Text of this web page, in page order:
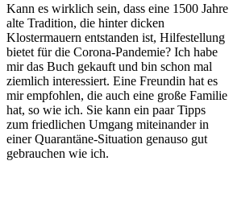
Kann es wirklich sein, dass eine 1500 Jahre
alte Tradition, die hinter dicken
Klostermauern entstanden ist, Hilfestellung
bietet für die Corona-Pandemie? Ich habe
mir das Buch gekauft und bin schon mal
ziemlich interessiert. Eine Freundin hat es
mir empfohlen, die auch eine große Familie
hat, so wie ich. Sie kann ein paar Tipps
zum friedlichen Umgang miteinander in
einer Quarantäne-Situation genauso gut
gebrauchen wie ich.